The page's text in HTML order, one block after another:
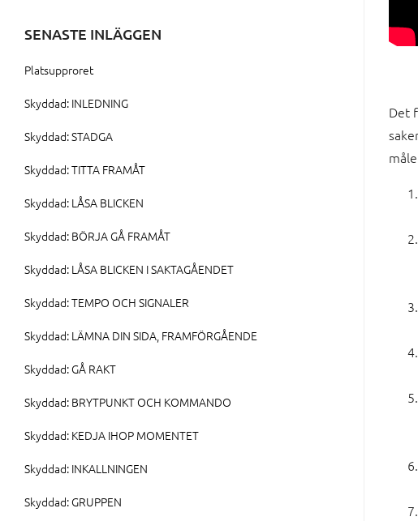
Det
SENASTE INLÄGGEN
Platsupproret
Skyddad: INLEDNING
Skyddad: STADGA
Skyddad: TITTA FRAMÅT
Skyddad: LÅSA BLICKEN
Skyddad: BÖRJA GÅ FRAMÅT
Skyddad: LÅSA BLICKEN I SAKTAGÅENDET
Skyddad: TEMPO OCH SIGNALER
Skyddad: LÄMNA DIN SIDA, FRAMFÖRGÅENDE
Skyddad: GÅ RAKT
Skyddad: BRYTPUNKT OCH KOMMANDO
Skyddad: KEDJA IHOP MOMENTET
Skyddad: INKALLNINGEN
Skyddad: GRUPPEN